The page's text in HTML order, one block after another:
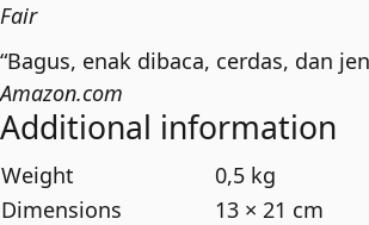
Fair
“Bagus, enak dibaca, cerdas, dan
Amazon.com
Additional information
Weight
0,5 kg
Dimensions
13 × 21 cm